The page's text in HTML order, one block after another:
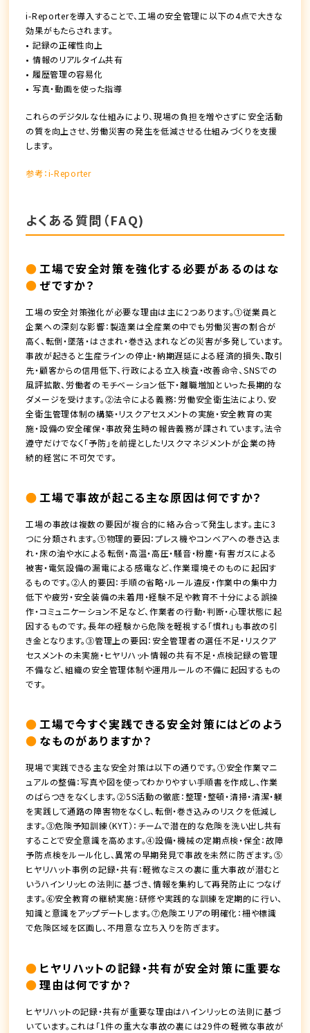
i-Reporterを導入することで、工場の安全管理に以下の4点で大きな
効果がもたらされます。
• 記録の正確性向上
• 情報のリアルタイム共有
• 履歴管理の容易化
• 写真・動画を使った指導
これらのデジタルな仕組みにより、現場の負担を増やさずに安全活動
の質を向上させ、労働災害の発生を低減させる仕組みづくりを支援
します。
参考：i-Reporter
よくある質問（FAQ)
工場で安全対策を強化する必要があるのはな
ぜですか？
工場の安全対策強化が必要な理由は主に2つあります。①従業員と
企業への深刻な影響：製造業は全産業の中でも労働災害の割合が
高く、転倒・墜落・はさまれ・巻き込まれなどの災害が多発しています。
事故が起きると生産ラインの停止・納期遅延による経済的損失、取引
先・顧客からの信用低下、行政による立入検査・改善命令、SNSでの
風評拡散、労働者のモチベーション低下・離職増加といった長期的な
ダメージを受けます。②法令による義務：労働安全衛生法により、安
全衛生管理体制の構築・リスクアセスメントの実施・安全教育の実
施・設備の安全確保・事故発生時の報告義務が課されています。法令
遵守だけでなく「予防」を前提としたリスクマネジメントが企業の持
続的経営に不可欠です。
工場で事故が起こる主な原因は何ですか？
工場の事故は複数の要因が複合的に絡み合って発生します。主に3
つに分類されます。①物理的要因：プレス機やコンベアへの巻き込ま
れ・床の油や水による転倒・高温・高圧・騒音・粉塵・有害ガスによる
被害・電気設備の漏電による感電など、作業環境そのものに起因す
るものです。②人的要因：手順の省略・ルール違反・作業中の集中力
低下や疲労・安全装備の未着用・経験不足や教育不十分による誤操
作・コミュニケーション不足など、作業者の行動・判断・心理状態に起
因するものです。長年の経験から危険を軽視する「慣れ」も事故の引
き金となります。③管理上の要因：安全管理者の選任不足・リスクア
セスメントの未実施・ヒヤリハット情報の共有不足・点検記録の管理
不備など、組織の安全管理体制や運用ルールの不備に起因するもの
です。
工場で今すぐ実践できる安全対策にはどのよう
なものがありますか？
現場で実践できる主な安全対策は以下の通りです。①安全作業マニ
ュアルの整備：写真や図を使ってわかりやすい手順書を作成し、作業
のばらつきをなくします。②5S活動の徹底：整理・整頓・清掃・清潔・躾
を実践して通路の障害物をなくし、転倒・巻き込みのリスクを低減し
ます。③危険予知訓練（KYT）：チームで潜在的な危険を洗い出し共有
することで安全意識を高めます。④設備・機械の定期点検・保全：故障
予防点検をルール化し、異常の早期発見で事故を未然に防ぎます。⑤
ヒヤリハット事例の記録・共有：軽微なミスの裏に重大事故が潜むと
いうハインリッヒの法則に基づき、情報を集約して再発防止につなげ
ます。⑥安全教育の継続実施：研修や実践的な訓練を定期的に行い、
知識と意識をアップデートします。⑦危険エリアの明確化：柵や標識
で危険区域を区画し、不用意な立ち入りを防ぎます。
ヒヤリハットの記録・共有が安全対策に重要な
理由は何ですか？
ヒヤリハットの記録・共有が重要な理由はハインリッヒの法則に基づ
いています。これは「1件の重大な事故の裏には29件の軽微な事故が